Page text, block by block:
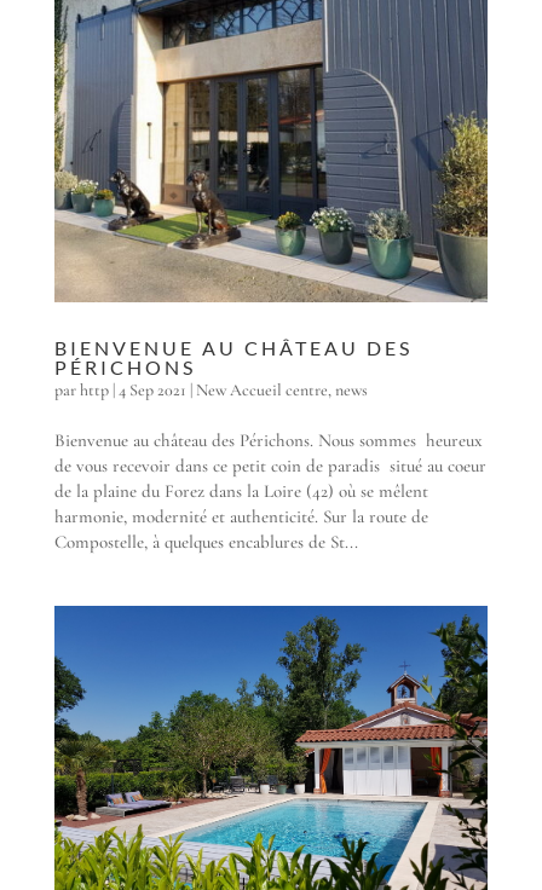
BIENVENUE AU CHÂTEAU DES
PÉRICHONS
parhttp|4 Sep 2021 | New Accueil centre,news
Bienvenue au château des Périchons. Nous sommes heureux
de vous recevoir dans ce petit coin de paradis situé au coeur
de la plaine du Forez dans la Loire (42) où se mêlent
harmonie, modernité et authenticité. Sur la route de
Compostelle, à quelques encablures de St...